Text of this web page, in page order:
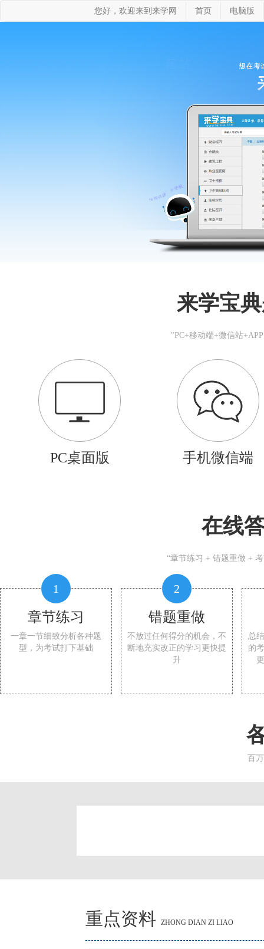
您好，欢迎来到来学网 首页 电脑版
来学宝
"PC+移动端+微信站
PC桌面版 手机微信端
在线
“章节练习 + 错题重做 +
1
章节练习
一章一节细致分析各种题
型，为考试打下基础
2
错题重做
不放过任何得分的机会，不
断地充实改正的学习更快提
升
总
的
百
重点资料 ZHONG DIAN ZI LIAO